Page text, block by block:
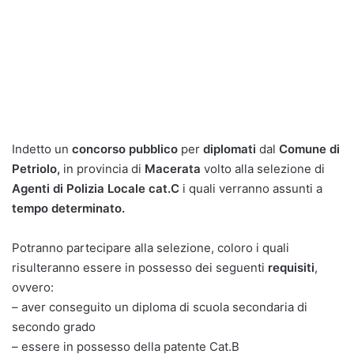
Indetto un concorso pubblico per diplomati dal Comune di
Petriolo, in provincia di Macerata volto alla selezione di
Agenti di Polizia Locale cat.C i quali verranno assunti a
tempo determinato.
Potranno partecipare alla selezione, coloro i quali
risulteranno essere in possesso dei seguenti requisiti,
ovvero:
– aver conseguito un diploma di scuola secondaria di
secondo grado
– essere in possesso della patente Cat.B